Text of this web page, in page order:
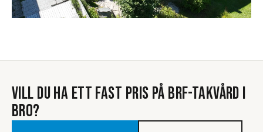
VILL DU HA ETT FAST PRIS PÅ BRF-TAKVÅRD I
BRO?